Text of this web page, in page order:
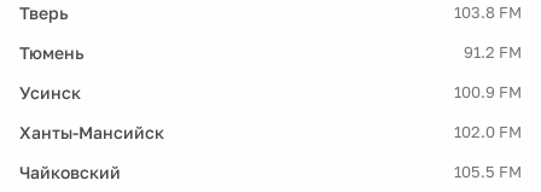
Тверь 103.8 FM
Тюмень 91.2 FM
Усинск 100.9 FM
Ханты-Мансийск 102.0 FM
Чайковский 105.5 FM